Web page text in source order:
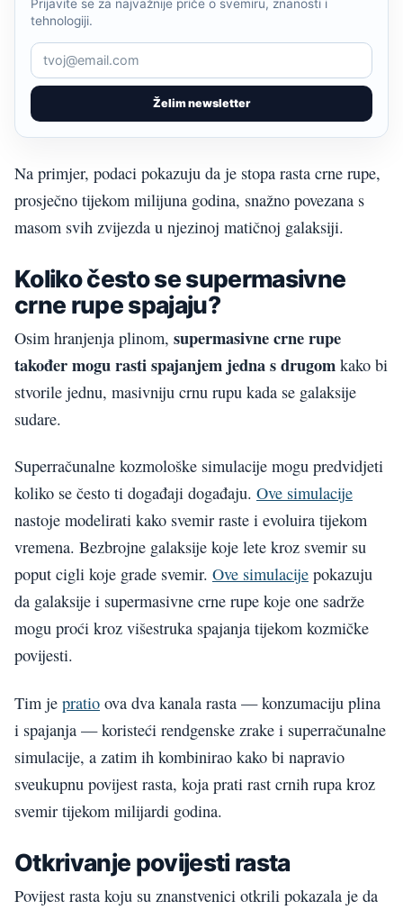
Želim newsletter
Prijavite se za najvažnije priče o svemiru, znanosti i
tehnologiji.
Na primjer, podaci pokazuju da je stopa rasta crne rupe,
prosječno tijekom milijuna godina, snažno povezana s
masom svih zvijezda u njezinoj matičnoj galaksiji.
Koliko često se supermasivne
crne rupe spajaju?
Osim hranjenja plinom, supermasivne crne rupe
također mogu rasti spajanjem jedna s drugom kako bi
stvorile jednu, masivniju crnu rupu kada se galaksije
sudare.
Superračunalne kozmološke simulacije mogu predvidjeti
koliko se često ti događaji događaju. Ove simulacije
nastoje modelirati kako svemir raste i evoluira tijekom
vremena. Bezbrojne galaksije koje lete kroz svemir su
poput cigli koje grade svemir. Ove simulacije pokazuju
da galaksije i supermasivne crne rupe koje one sadrže
mogu proći kroz višestruka spajanja tijekom kozmičke
povijesti.
Tim je pratio ova dva kanala rasta — konzumaciju plina
i spajanja — koristeći rendgenske zrake i superračunalne
simulacije, a zatim ih kombinirao kako bi napravio
sveukupnu povijest rasta, koja prati rast crnih rupa kroz
svemir tijekom milijardi godina.
Otkrivanje povijesti rasta
Povijest rasta koju su znanstvenici otkrili pokazala je da